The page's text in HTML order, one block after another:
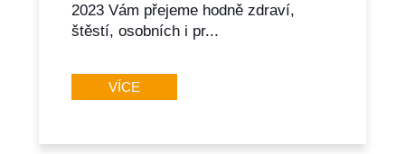
2023 Vám přejeme hodně zdraví,
štěstí, osobních i pr...
VÍCE